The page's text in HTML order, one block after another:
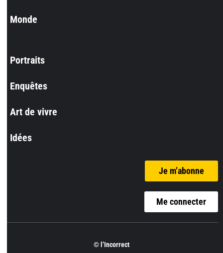
Monde
Portraits
Enquêtes
Art de vivre
Idées
Je m’abonne
Me connecter
© l’Incorrect